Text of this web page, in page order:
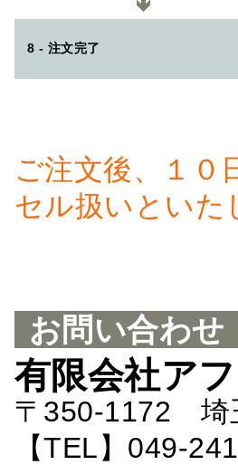
8 - 注文完了
ご注文後、１０
セル扱いといた
お問い合わせ
有限会社ア
〒350-1172 埼
【TEL】